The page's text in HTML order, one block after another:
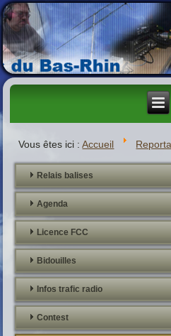
Vous êtes ici :Accueil
Relais balises
Agenda
Licence FCC
Bidouilles
Infos trafic radio
Contest